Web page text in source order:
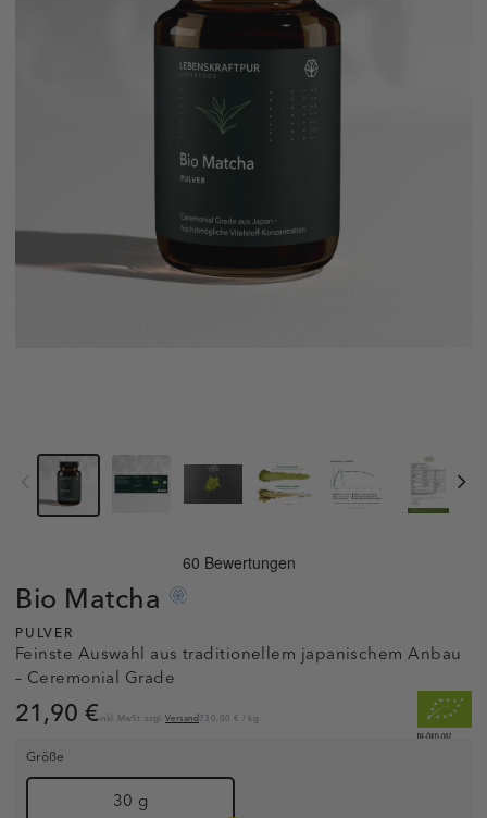
Bio Matcha
PULVER
Feinste Auswahl aus traditionellem japanischem Anbau
– Ceremonial Grade
21,90 € inkl. MwSt. zzgl. Versand730,00 € / kg
Größe
30 g